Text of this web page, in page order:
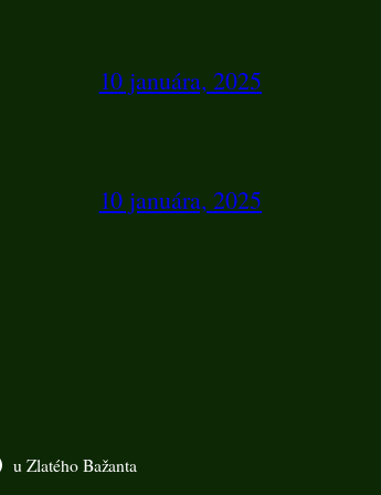
10 januára, 2025
10 januára, 2025
u Zlatého Bažanta